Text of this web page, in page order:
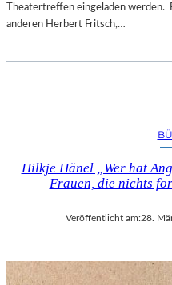
Theatertreffen eingeladen werden.
anderen Herbert Fritsch,…
Hilkje Hänel „Wer hat
Frauen, die nichts
Veröffentlicht am:28.